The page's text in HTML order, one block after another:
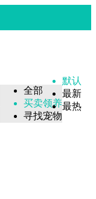
全部
买卖领养
寻找宠物
默认
最新
最热